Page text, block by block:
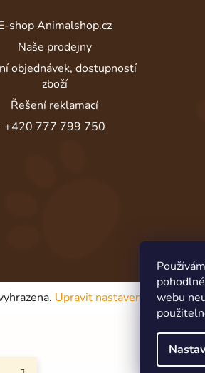
webu
shop Animalshop.cz
Naše prodejny
objednávek, dostupností
zboží
Řešení reklamací
+420 777 799 750
Upravit nastavení cookies